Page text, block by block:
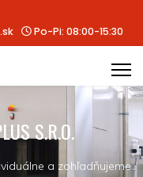
Po-Pi: 08:00-15:30
S.R.O.
a zohľadňujeme